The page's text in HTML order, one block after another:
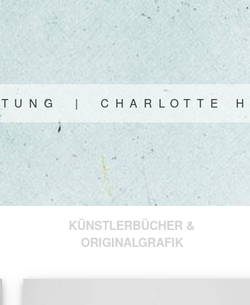
T U N G | C H A R L O T T E H
KÜNSTLERBÜCHER &
ORIGINALGRAFIK